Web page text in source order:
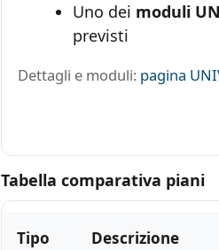
Uno dei moduli
previsti
Dettagli e moduli: pagina
Tabella comparativa piani
Tipo Descrizione